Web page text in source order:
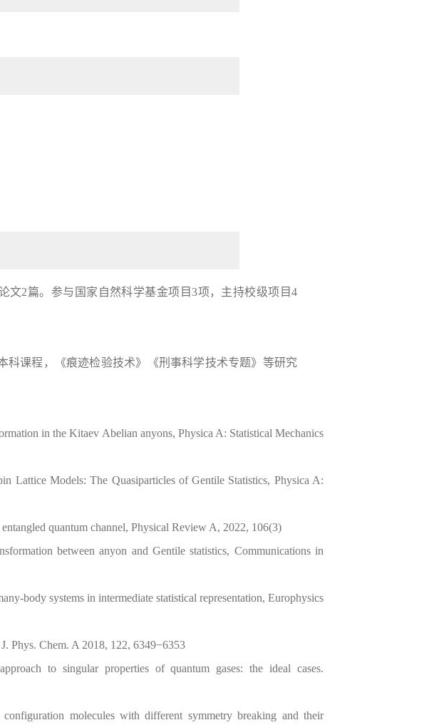
文2篇。参与国家自然科学基金项目3项，主持校级项目4
课程，《痕迹检验技术》《刑事科学技术专题》等研究
in the Kitaev Abelian anyons, Physica A: Statistical Mechanics
Lattice Models: The Quasiparticles of Gentile Statistics, Physica A:
quantum channel, Physical Review A, 2022, 106(3)
between anyon and Gentile statistics, Communications in
body systems in intermediate statistical representation, Europhysics
Phys. Chem. A 2018, 122, 6349−6353
to singular properties of quantum gases: the ideal cases.
molecules with different symmetry breaking and their